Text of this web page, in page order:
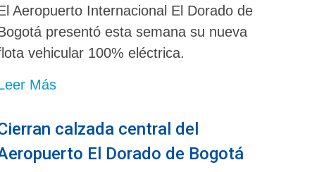
Aeropuerto Internacional El Dorado de
presentó esta semana su nueva
vehicular 100% eléctrica.
Más
calzada central del
El Dorado de Bogotá